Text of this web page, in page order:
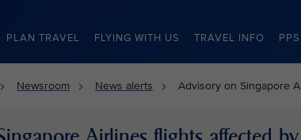
PLAN TRAVEL FLYING WITH US TRAVEL INFO
Newsroom News alerts Advisory on Singapore